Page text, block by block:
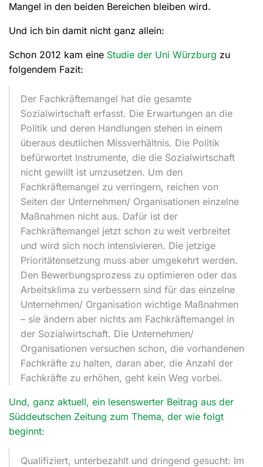
Mangel in den beiden Bereichen bleiben wird.
Und ich bin damit nicht ganz allein:
Schon 2012 kam eine Studie der Uni Würzburg zu
folgendem Fazit:
Der Fachkräftemangel hat die gesamte
Sozialwirtschaft erfasst. Die Erwartungen an die
Politik und deren Handlungen stehen in einem
überaus deutlichen Missverhältnis. Die Politik
befürwortet Instrumente, die die Sozialwirtschaft
nicht gewillt ist umzusetzen. Um den
Fachkräftemangel zu verringern, reichen von
Seiten der Unternehmen/ Organisationen einzelne
Maßnahmen nicht aus. Dafür ist der
Fachkräftemangel jetzt schon zu weit verbreitet
und wird sich noch intensivieren. Die jetzige
Prioritätensetzung muss aber umgekehrt werden.
Den Bewerbungsprozess zu optimieren oder das
Arbeitsklima zu verbessern sind für das einzelne
Unternehmen/ Organisation wichtige Maßnahmen
– sie ändern aber nichts am Fachkräftemangel in
der Sozialwirtschaft. Die Unternehmen/
Organisationen versuchen schon, die vorhandenen
Fachkräfte zu halten, daran aber, die Anzahl der
Fachkräfte zu erhöhen, geht kein Weg vorbei.
Und, ganz aktuell, ein lesenswerter Beitrag aus der
Süddeutschen Zeitung zum Thema, der wie folgt
beginnt:
Qualifiziert, unterbezahlt und dringend gesucht: Im